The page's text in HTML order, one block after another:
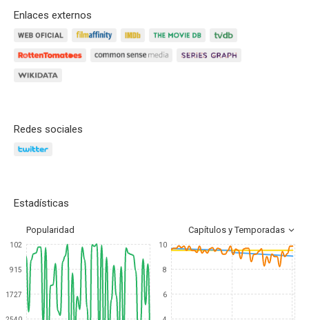
Enlaces externos
Redes sociales
Estadísticas
Popularidad Capítulos y Temporadas
102
915
1727
10
8
6